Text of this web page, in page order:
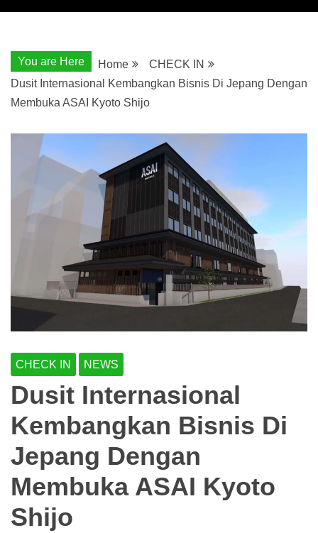
You are Here Home
CHECK IN
Dusit Internasional Kembangkan Bisnis Di Jepang Dengan
Membuka ASAI Kyoto Shijo
CHECK IN NEWS
Dusit Internasional
Kembangkan Bisnis Di
Jepang Dengan
Membuka ASAI Kyoto
Shijo